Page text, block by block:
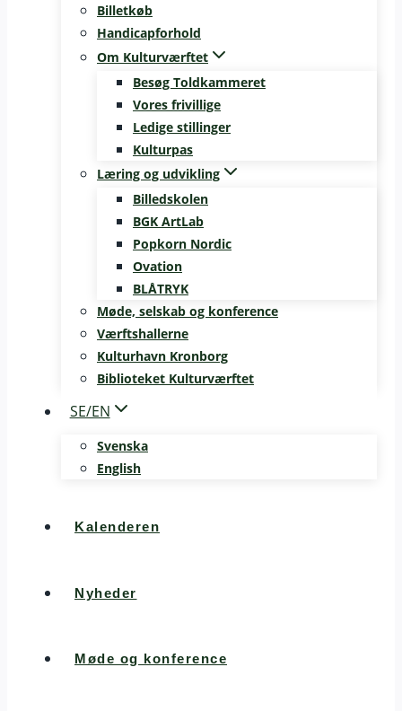
Billetkøb
Handicapforhold
Om Kulturværftet
Besøg Toldkammeret
Vores frivillige
Ledige stillinger
Kulturpas
Læring og udvikling
Billedskolen
BGK ArtLab
Popkorn Nordic
Ovation
BLÅTRYK
Møde, selskab og konference
Værftshallerne
Kulturhavn Kronborg
Biblioteket Kulturværftet
SE/EN
Svenska
English
Kalenderen
Nyheder
Møde og konference